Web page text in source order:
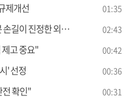
제개선 01:35
이 진정한 외교" 02:43
고 중요" 00:42
' 선정 00:36
전 확인" 00:31